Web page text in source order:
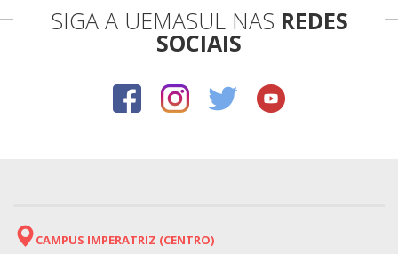
SIGA A UEMASUL NAS REDES
SOCIAIS
CAMPUS IMPERATRIZ (CENTRO)